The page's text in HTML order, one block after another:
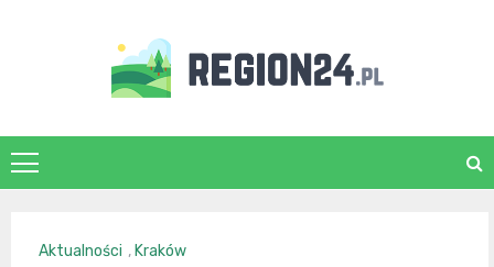
region24.pl
Aktualności ,Kraków